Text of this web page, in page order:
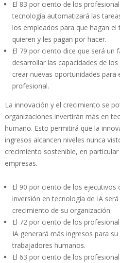
El 83 por ciento de los
tecnología automatizará las
los empleados para que hagan
quieren y les pagan por hacer.
El 79 por ciento dice que será un
desarrollar las capacidades de
crear nuevas oportunidades para
profesional.
La innovación y el crecimiento se
organizaciones invertirán más en
humano. Esto permitirá que la
ingresos alcancen niveles nunca
crecimiento sostenible, en
empresas.
El 90 por ciento de los ejecutivos
inversión en tecnología de IA
crecimiento de su organización.
El 72 por ciento de los
IA generará más ingresos para
trabajadores humanos.
El 63 por ciento de los